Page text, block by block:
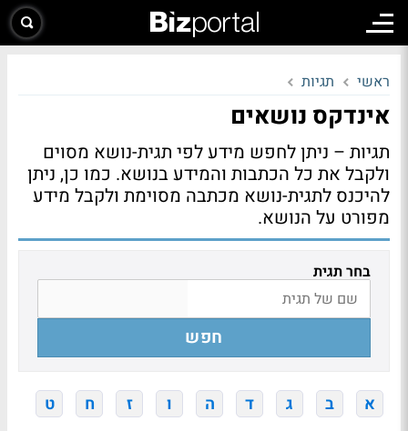
ראשי תגיות
אינדקס נושאים
תגיות – ניתן לחפש מידע לפי תגית-נושא מסוים
ולקבל את כל הכתבות והמידע בנושא. כמו כן, ניתן
להיכנס לתגית-נושא מכתבה מסוימת ולקבל מידע
מפורט על הנושא.
בחר תגית
חפש
א ב ג ד ה ו ז ח
ט